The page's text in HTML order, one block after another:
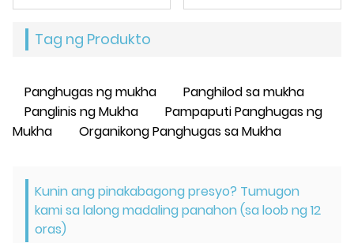
Tag ng Produkto
Panghugas ng mukha
Panghilod sa mukha
Panglinis ng Mukha
Pampaputi Panghugas ng
Mukha
Organikong Panghugas sa Mukha
Kunin ang pinakabagong presyo? Tumugon
kami sa lalong madaling panahon (sa loob ng 12
oras)